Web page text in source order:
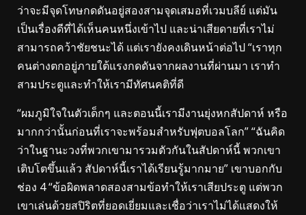
ว่าจะมีจุดโทษกดดันอยู่สองสามจุดเสมอที่เวมบลีย์ แต่มัน
เป็นเรื่องดีที่ได้เห็นคนหนึ่งเข้าไป และน่าเสียดายที่เราไม่
สามารถคว้าชัยชนะได้ แต่เรายังคงเดินหน้าต่อไป “เราทุก
คนต่างตกอยู่ภายใต้แรงกดดันจากผลงานที่ผ่านมา เราทำ
สามประตูและทำให้เรามีทัศนคติที่ดี
“ผมภูมิใจในตัวเด็กๆ และตอนนี้เรามีงานยุ่งหกสัปดาห์ หรือ
มากกว่านั้นก่อนที่เราจะพร้อมสำหรับฟุตบอลโลก” “ฉันคิด
ว่าในฐานะวงที่พวกเขามารวมตัวกันในสัปดาห์นี้ พวกเขา
เติบโตขึ้นแล้ว สัปดาห์นี้เราได้เรียนรู้มากมาย” เขาบอกกับ
ช่อง 4 “ข้อผิดพลาดสองสามข้อทำให้เราเสียประตู แต่พวก
เขาเล่นด้วยสปิริตที่ยอดเยี่ยมและเชื่อว่าเราไม่ได้แสดงให้